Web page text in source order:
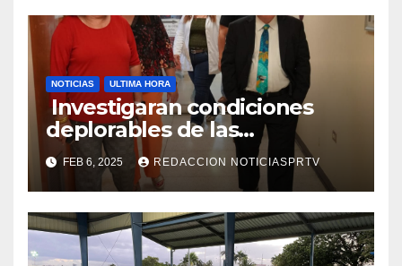
NOTICIAS ULTIMA HORA
Investigaran condiciones
deplorables de las
facilidades el Departamento
de la Salud en Mayagüez
FEB 6, 2025 REDACCION NOTICIASPRTV